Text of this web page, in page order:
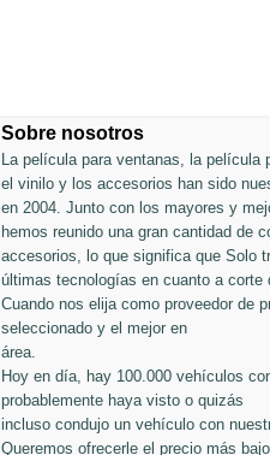
Sobre nosotros
La película para ventanas, la película
el vinilo y los accesorios han sido
en 2004. Junto con los mayores y
hemos reunido una gran cantidad de
accesorios, lo que significa que Solo
últimas tecnologías en cuanto a corte
Cuando nos elija como proveedor de
seleccionado y el mejor en
área.
Hoy en día, hay 100.000 vehículos
probablemente haya visto o quizás
incluso condujo un vehículo con
Queremos ofrecerle el precio más